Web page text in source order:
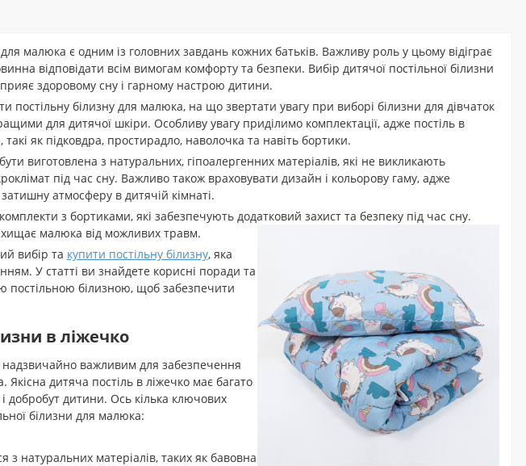
малюка є одним із головних завдань кожних батьків. Важливу роль у цьому відіграє
відповідати всім вимогам комфорту та безпеки. Вибір дитячої постільної білизни
здоровому сну і гарному настрою дитини.
постільну білизну для малюка, на що звертати увагу при виборі білизни для дівчаток
для дитячої шкіри. Особливу увагу приділимо комплектації, адже постіль в
як підковдра, простирадло, наволочка та навіть бортики.
виготовлена з натуральних, гіпоалергенних матеріалів, які не викликають
під час сну. Важливо також враховувати дизайн і кольорову гаму, адже
атмосферу в дитячій кімнаті.
з бортиками, які забезпечують додатковий захист та безпеку під час сну.
малюка від можливих травм.
вибір та купити постільну білизну, яка
У статті ви знайдете корисні поради та
постільною білизною, щоб забезпечити
в ліжечко
надзвичайно важливим для забезпечення
дитяча постіль в ліжечко має багато
добробут дитини. Ось кілька ключових
білизни для малюка:
з натуральних матеріалів, таких як бавовна